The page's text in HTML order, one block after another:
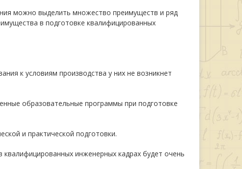
можно выделить множество преимуществ и ряд
в подготовке квалифицированных
к условиям производства у них не возникнет
образовательные программы при подготовке
и практической подготовки.
инженерных кадрах будет очень